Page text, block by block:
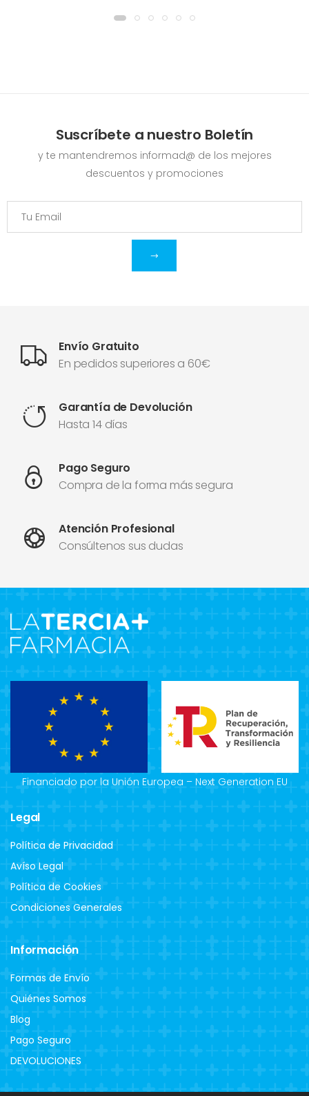
Suscríbete a nuestro Boletín
y te mantendremos informad@ de los mejores
descuentos y promociones
Envío Gratuito
En pedidos superiores a 60€
Garantía de Devolución
Hasta 14 días
Pago Seguro
Compra de la forma más segura
Atención Profesional
Consúltenos sus dudas
Financiado por la Unión Europea – Next Generation EU
Legal
Política de Privacidad
Avíso Legal
Política de Cookies
Condiciones Generales
Información
Formas de Envío
Quiénes Somos
Blog
Pago Seguro
DEVOLUCIONES